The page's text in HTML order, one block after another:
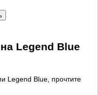
Legend Blue
Legend Blue, прочтите